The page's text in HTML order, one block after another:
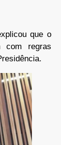
que o
com regras